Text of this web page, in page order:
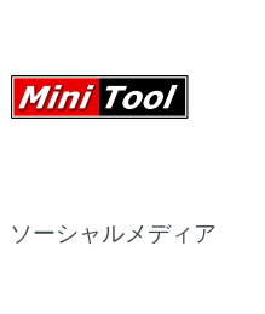
ソーシャルメディア